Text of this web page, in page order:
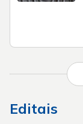
Editais